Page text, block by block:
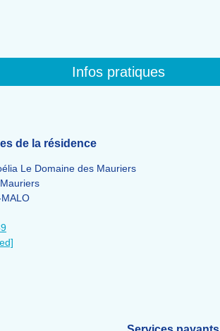
Infos pratiques
de la résidence
Le Domaine des Mauriers